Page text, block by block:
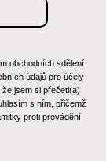
obchodních sdělení
údajů pro účely
jsem si přečetl(a)
s ním, přičemž
proti provádění